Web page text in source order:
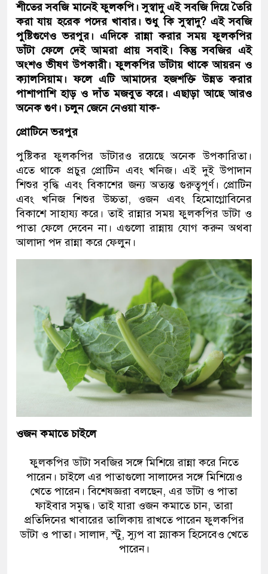
শীতের সবজি মানেই ফুলকপি। সুস্বাদু এই সবজি দিয়ে তৈরি
করা যায় হরেক পদের খাবার। শুধু কি সুস্বাদু? এই সবজি
পুষ্টিগুণেও ভরপুর। এদিকে রান্না করার সময় ফুলকপির
ডাঁটা ফেলে দেই আমরা প্রায় সবাই। কিন্তু সবজির এই
অংশও ভীষণ উপকারী। ফুলকপির ডাঁটায় থাকে আয়রন ও
ক্যালসিয়াম। ফলে এটি আমাদের হজশক্তি উন্নত করার
পাশাপাশি হাড় ও দাঁত মজবুত করে। এছাড়া আছে আরও
অনেক গুণ। চলুন জেনে নেওয়া যাক-
প্রোটিনে ভরপুর
পুষ্টিকর ফুলকপির ডাঁটারও রয়েছে অনেক উপকারিতা।
এতে থাকে প্রচুর প্রোটিন এবং খনিজ। এই দুই উপাদান
শিশুর বৃদ্ধি এবং বিকাশের জন্য অত্যন্ত গুরুত্বপূর্ণ। প্রোটিন
এবং খনিজ শিশুর উচ্চতা, ওজন এবং হিমোগ্লোবিনের
বিকাশে সাহায্য করে। তাই রান্নার সময় ফুলকপির ডাঁটা ও
পাতা ফেলে দেবেন না। এগুলো রান্নায় যোগ করুন অথবা
আলাদা পদ রান্না করে ফেলুন।
ওজন কমাতে চাইলে
ফুলকপির ডাঁটা সবজির সঙ্গে মিশিয়ে রান্না করে নিতে
পারেন। চাইলে এর পাতাগুলো সালাদের সঙ্গে মিশিয়েও
খেতে পারেন। বিশেষজ্ঞরা বলছেন, এর ডাঁটা ও পাতা
ফাইবার সমৃদ্ধ। তাই যারা ওজন কমাতে চান, তারা
প্রতিদিনের খাবারের তালিকায় রাখতে পারেন ফুলকপির
ডাঁটা ও পাতা। সালাদ, স্টু, স্যুপ বা স্ন্যাকস হিসেবেও খেতে
পারেন।